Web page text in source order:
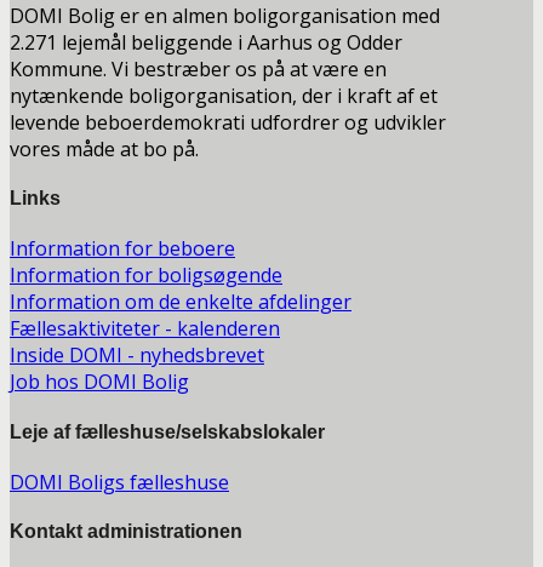
DOMI Bolig er en almen boligorganisation med
2.271 lejemål beliggende i Aarhus og Odder
Kommune. Vi bestræber os på at være en
nytænkende boligorganisation, der i kraft af et
levende beboerdemokrati udfordrer og udvikler
vores måde at bo på.
Links
Information for beboere
Information for boligsøgende
Information om de enkelte afdelinger
Fællesaktiviteter - kalenderen
Inside DOMI - nyhedsbrevet
Job hos DOMI Bolig
Leje af fælleshuse/selskabslokaler
DOMI Boligs fælleshuse
Kontakt administrationen